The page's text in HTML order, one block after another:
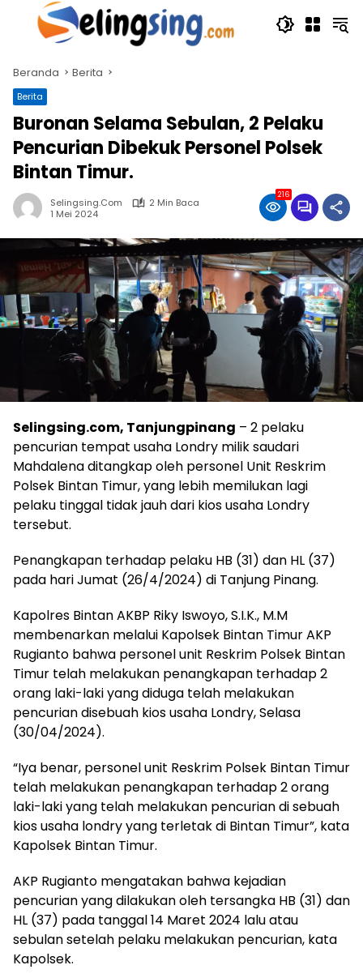
Langsung
Beranda Berita
Berita
Buronan Selama Sebulan, 2 Pelaku
Pencurian Dibekuk Personel Polsek
Bintan Timur.
Selingsing.com
2 Min Baca
1 Mei 2024
216
Selingsing.com, Tanjungpinang – 2 pelaku
pencurian tempat usaha Londry milik saudari
Mahdalena ditangkap oleh personel Unit Reskrim
Polsek Bintan Timur, yang lebih memilukan lagi
pelaku tinggal tidak jauh dari kios usaha Londry
tersebut.
Penangkapan terhadap pelaku HB (31) dan HL (37)
pada hari Jumat (26/4/2024) di Tanjung Pinang.
Kapolres Bintan AKBP Riky Iswoyo, S.I.K., M.M
membenarkan melalui Kapolsek Bintan Timur AKP
Rugianto bahwa personel unit Reskrim Polsek Bintan
Timur telah melakukan penangkapan terhadap 2
orang laki-laki yang diduga telah melakukan
pencurian disebuah kios usaha Londry, Selasa
(30/04/2024).
“Iya benar, personel unit Reskrim Polsek Bintan Timur
telah melakukan penangkapan terhadap 2 orang
laki-laki yang telah melakukan pencurian di sebuah
kios usaha londry yang terletak di Bintan Timur”, kata
Kapolsek Bintan Timur.
AKP Rugianto mengatakan bahwa kejadian
pencurian yang dilakukan oleh tersangka HB (31) dan
HL (37) pada tanggal 14 Maret 2024 lalu atau
sebulan setelah pelaku melakukan pencurian, kata
Kapolsek.